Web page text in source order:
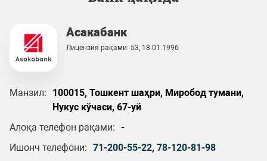
Асакабанк
Лицензия рақами: 53, 18.01.1996
Манзил:
100015, Тошкент шаҳри, Миробод тумани,
Нукус кўчаси, 67-уй
Алоқа телефон рақами: -
Ишонч телефони: 71-200-55-22, 78-120-81-98